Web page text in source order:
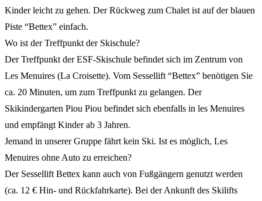
Kinder leicht zu gehen. Der Rückweg zum Chalet ist auf der blauen
Piste “Bettex” einfach.
Wo ist der Treffpunkt der Skischule?
Der Treffpunkt der ESF-Skischule befindet sich im Zentrum von
Les Menuires (La Croisette). Vom Sessellift “Bettex” benötigen Sie
ca. 20 Minuten, um zum Treffpunkt zu gelangen. Der
Skikindergarten Piou Piou befindet sich ebenfalls in les Menuires
und empfängt Kinder ab 3 Jahren.
Jemand in unserer Gruppe fährt kein Ski. Ist es möglich, Les
Menuires ohne Auto zu erreichen?
Der Sessellift Bettex kann auch von Fußgängern genutzt werden
(ca. 12 € Hin- und Rückfahrkarte). Bei der Ankunft des Skilifts